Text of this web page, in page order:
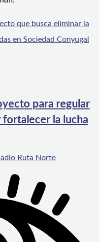
que busca eliminar la
en Sociedad Conyugal
para regular
fortalecer la lucha
Ruta Norte